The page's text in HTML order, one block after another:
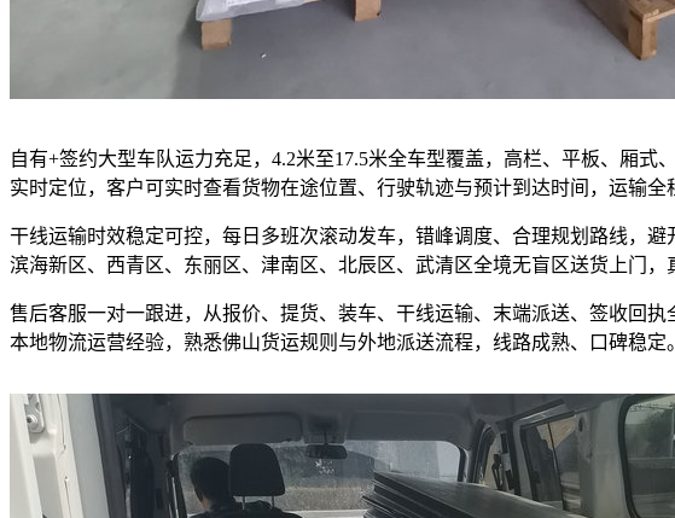
自有+签约大型车队运力充足，4.2米至17.5米全车型覆盖，高栏、平板、厢
实时定位，客户可实时查看货物在途位置、行驶轨迹与预计到达时间，运输全
干线运输时效稳定可控，每日多班次滚动发车，错峰调度、合理规划路线，
滨海新区、西青区、东丽区、津南区、北辰区、武清区全境无盲区送货上门，
售后客服一对一跟进，从报价、提货、装车、干线运输、末端派送、签收回
本地物流运营经验，熟悉佛山货运规则与外地派送流程，线路成熟、口碑稳定。